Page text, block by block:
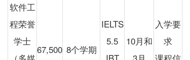
软件工
程荣誉
学士
67,500 8个学期
IELTS
5.5
10月和
入学要
求